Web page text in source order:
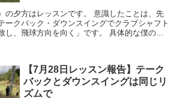
レッスンです。 意識したことは、先
ークバック・ダウンスイングでクラブシャフト
球方向を向く」です。 具体的な僕のイ
【7月28日レッスン報告】テーク
バックとダウンスイングは同じリ
ズムで